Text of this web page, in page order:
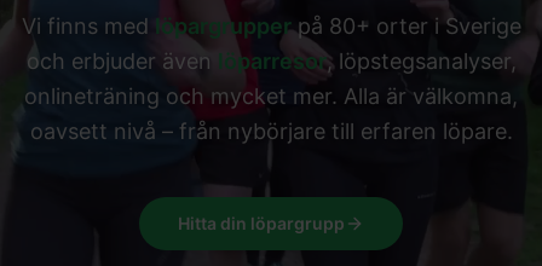
Vi finns med löpargrupper på 80+ orter i Sverige
och erbjuder även löparresor, löpstegsanalyser,
onlineträning och mycket mer. Alla är välkomna,
oavsett nivå – från nybörjare till erfaren löpare.
Hitta din löpargrupp